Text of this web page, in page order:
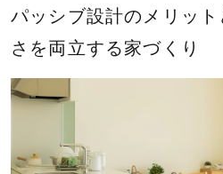
産
業
式
｜
パッシブ設計のメリッ
さを両立する家づくり